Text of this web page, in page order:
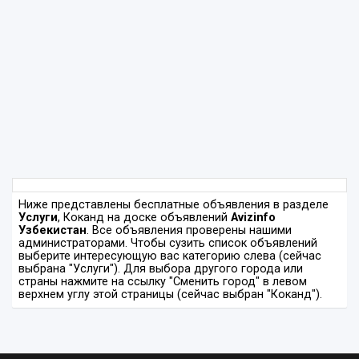
Ниже представлены бесплатные объявления в разделе
Услуги, Коканд на доске объявлений Avizinfo
Узбекистан. Все объявления проверены нашими
администраторами. Чтобы сузить список объявлений
выберите интересующую вас категорию слева (сейчас
выбрана "Услуги"). Для выбора другого города или
страны нажмите на ссылку "Сменить город" в левом
верхнем углу этой страницы (сейчас выбран "Коканд").